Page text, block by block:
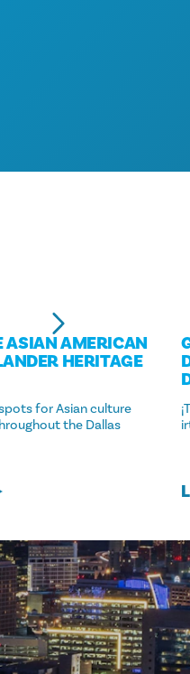
ASIAN AMERICAN
HERITAGE
for Asian culture
the Dallas